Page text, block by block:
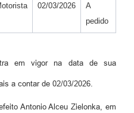
02/03/2026
A
pedido
em vigor na data de sua
a contar de 02/03/2026.
Antonio Alceu Zielonka, em